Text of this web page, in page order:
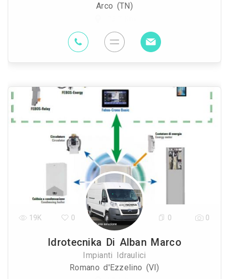
Arco (TN)
Idrotecnika Di Alban Marco
Impianti Idraulici
Romano d'Ezzelino (VI)
19K 0 0 0